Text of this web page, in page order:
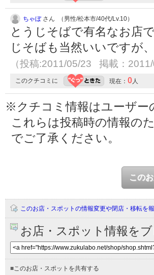
ちゃぼさん （男性/松本市/40代/Lv.10）
とうじそばで有名なお店
じそばも当然いいですが
（投稿:2011/05/23 掲載：2011/
このクチコミに 現在： 0人
※クチコミ情報はユーザー
これらは投稿時の情報の
でご了承ください。
この
このお店・スポットの情報変更や閉店・移転を
お店・スポット情報を
■このお店・スポットを共有する